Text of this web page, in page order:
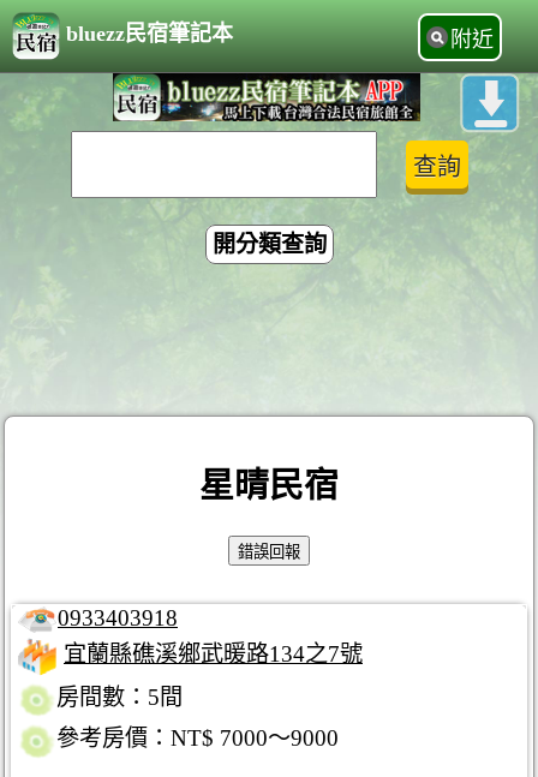
bluezz民宿筆記本 附近
開分類查詢
星晴民宿
0933403918
宜蘭縣礁溪鄉武暖路134之7號
房間數：5間
參考房價：NT$ 7000～9000